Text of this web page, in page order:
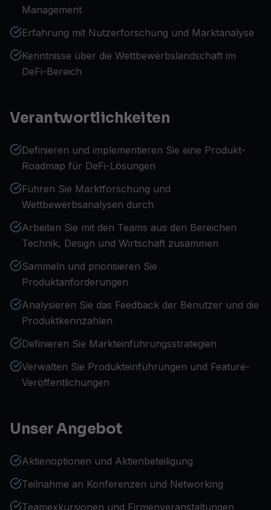
Management
Erfahrung mit Nutzerforschung und Marktanalyse
Kenntnisse über die Wettbewerbslandschaft im
DeFi-Bereich
Verantwortlichkeiten
Definieren und implementieren Sie eine Produkt-
Roadmap für DeFi-Lösungen
Führen Sie Marktforschung und
Wettbewerbsanalysen durch
Arbeiten Sie mit den Teams aus den Bereichen
Technik, Design und Wirtschaft zusammen
Sammeln und priorisieren Sie
Produktanforderungen
Analysieren Sie das Feedback der Benutzer und die
Produktkennzahlen
Definieren Sie Markteinführungsstrategien
Verwalten Sie Produkteinführungen und Feature-
Veröffentlichungen
Unser Angebot
Aktienoptionen und Aktienbeteiligung
Teilnahme an Konferenzen und Networking
Teamexkursionen und Firmenveranstaltungen